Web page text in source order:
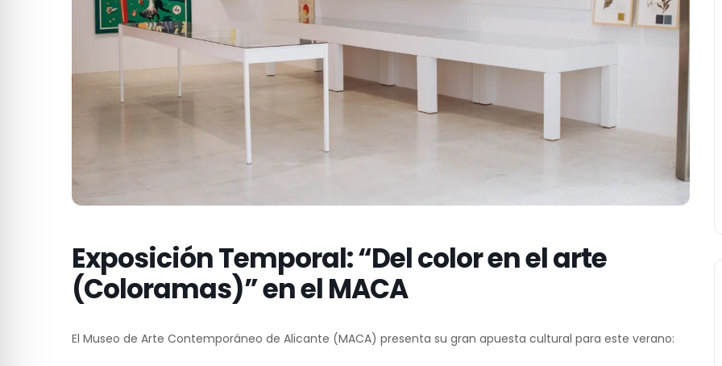
Exposición Temporal: “Del color en el arte
(Coloramas)” en el MACA
El Museo de Arte Contemporáneo de Alicante (MACA) presenta su gran apuesta cultural para este verano: